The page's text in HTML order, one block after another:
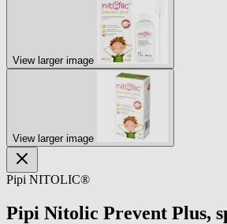
View larger image
View larger image
Pipi NITOLIC®
Pipi Nitolic Prevent Plus,